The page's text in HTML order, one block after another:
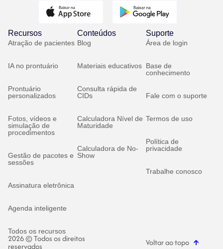
Recursos
Atração de pacientes
IA no prontuário
Prontuário
personalizados
Fotos, vídeos e
simulação de
procedimentos
Gestão de pacotes e
sessões
Assinatura eletrônica
Agenda inteligente
Todos os recursos
Conteúdos
Blog
Materiais educativos
Consulta rápida de
CIDs
Calculadora Nível de
Maturidade
Calculadora de No-
Show
Suporte
Área de login
Base de
conhecimento
Fale com o suporte
Termos de uso
Política de
privacidade
Trabalhe conosco
2026 © Todos os direitos
reservados Voltar ao topo